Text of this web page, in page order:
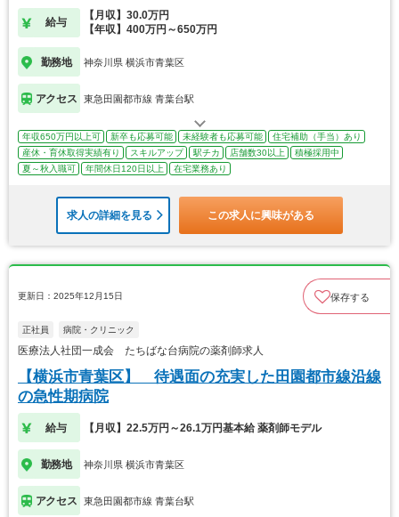
給与
【月収】30.0万円
【年収】400万円～650万円
勤務地 神奈川県 横浜市青葉区
アクセス 東急田園都市線 青葉台駅
年収650万円以上可 新卒も応募可能 未経験者も応募可能
住宅補助（手当）あり
産休・育休取得実績有り
スキルアップ 駅チカ 店舗数30以上
積極採用中
夏～秋入職可
年間休日120日以上 在宅業務あり
求人の詳細を見る この求人に興味がある
更新日：2025年12月15日 保存する
正社員 病院・クリニック
医療法人社団一成会 たちばな台病院の薬剤師求人
【横浜市青葉区】 待遇面の充実した田園都市線沿線
の急性期病院
給与 【月収】22.5万円～26.1万円基本給 薬剤師モデル
勤務地 神奈川県 横浜市青葉区
アクセス 東急田園都市線 青葉台駅